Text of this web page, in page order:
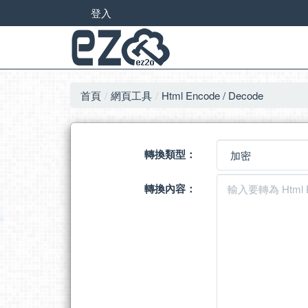
登入
首頁 網頁工具 Html Encode / Decode
轉換類型：
轉換內容：